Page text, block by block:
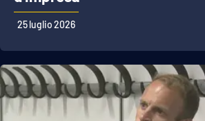
25 luglio 2026